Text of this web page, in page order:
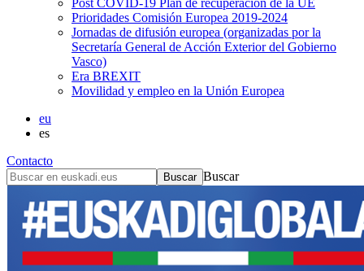
Post COVID-19 Plan de recuperación de la UE
Prioridades Comisión Europea 2019-2024
Jornadas de difusión europea (organizadas por la
Secretaría General de Acción Exterior del Gobierno
Vasco)
Era BREXIT
Movilidad y empleo en la Unión Europea
eu
es
Contacto
Buscar